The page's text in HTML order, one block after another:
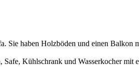
Sie haben Holzböden und einen Balkon
Kühlschrank und Wasserkocher mit